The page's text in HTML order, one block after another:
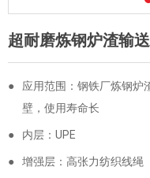
超耐磨炼钢炉渣输
●
应用范围：钢铁厂炼钢炉
壁，使用寿命长
● 内层：UPE
● 增强层：高张力纺织线绳